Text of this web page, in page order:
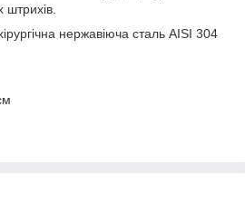
штрихів.
нержавіюча сталь AISI 304